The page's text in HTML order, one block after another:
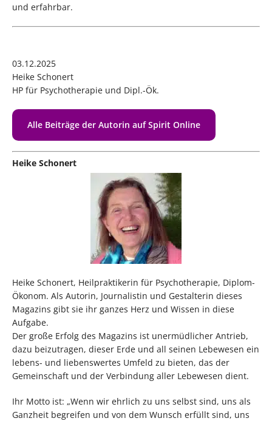
und erfahrbar.
03.12.2025
Heike Schonert
HP für Psychotherapie und Dipl.-Ök.
Alle Beiträge der Autorin auf Spirit Online
Heike Schonert
Heike Schonert, Heilpraktikerin für Psychotherapie, Diplom-
Ökonom. Als Autorin, Journalistin und Gestalterin dieses
Magazins gibt sie ihr ganzes Herz und Wissen in diese
Aufgabe.
Der große Erfolg des Magazins ist unermüdlicher Antrieb,
dazu beizutragen, dieser Erde und all seinen Lebewesen ein
lebens- und liebenswertes Umfeld zu bieten, das der
Gemeinschaft und der Verbindung aller Lebewesen dient.
Ihr Motto ist: „Wenn wir ehrlich zu uns selbst sind, uns als
Ganzheit begreifen und von dem Wunsch erfüllt sind, uns